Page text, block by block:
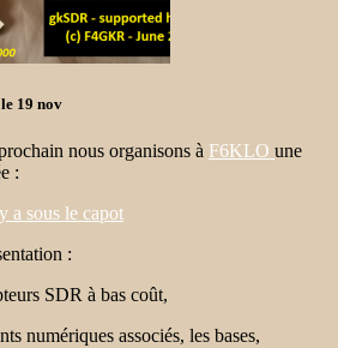
19 nov
nous organisons à F6KLO une
:
a sous le capot
:
SDR à bas coût,
numériques associés, les bases,